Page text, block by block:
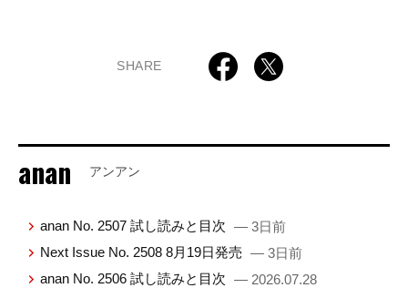
SHARE
anan アンアン
anan No. 2507 試し読みと目次 — 3日前
Next Issue No. 2508 8月19日発売 — 3日前
anan No. 2506 試し読みと目次 — 2026.07.28